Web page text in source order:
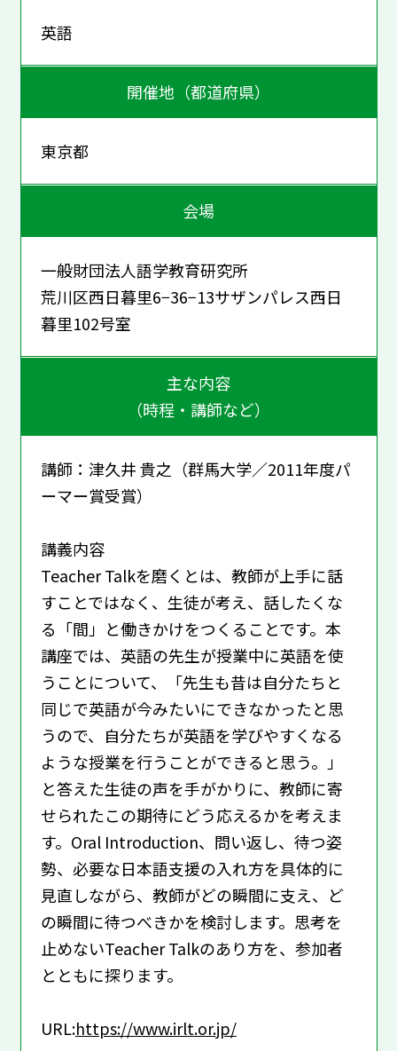
英語
開催地（都道府県）
東京都
会場
一般財団法人語学教育研究所
荒川区西日暮里6−36−13サザンパレス西日
暮里102号室
主な内容
（時程・講師など）
講師：津久井 貴之（群馬大学／2011年度パ
ーマー賞受賞）
講義内容
Teacher Talkを磨くとは、教師が上手に話
すことではなく、生徒が考え、話したくな
る「間」と働きかけをつくることです。本
講座では、英語の先生が授業中に英語を使
うことについて、「先生も昔は自分たちと
同じで英語が今みたいにできなかったと思
うので、自分たちが英語を学びやすくなる
ような授業を行うことができると思う。」
と答えた生徒の声を手がかりに、教師に寄
せられたこの期待にどう応えるかを考えま
す。Oral Introduction、問い返し、待つ姿
勢、必要な日本語支援の入れ方を具体的に
見直しながら、教師がどの瞬間に支え、ど
の瞬間に待つべきかを検討します。思考を
止めないTeacher Talkのあり方を、参加者
とともに探ります。
URL:https://www.irlt.or.jp/